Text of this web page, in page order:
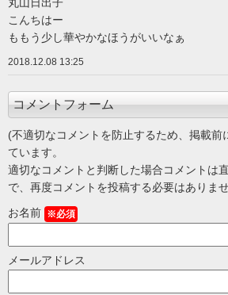
丸山日出子
こんちはー
ももう少し華やかなほうがいいなぁ
2018.12.08 13:25
コメントフォーム
(不適切なコメントを防止するため、掲載前
ています。
適切なコメントと判断した場合コメントは
で、再度コメントを投稿する必要はありま
お名前 ※必須
メールアドレス